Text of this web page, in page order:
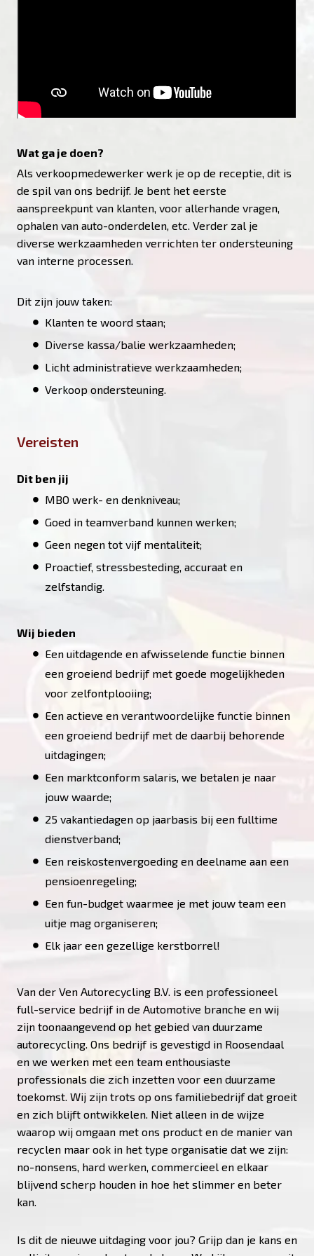
Wat ga je doen?
Als verkoopmedewerker werk je op de receptie, dit is
de spil van ons bedrijf. Je bent het eerste
aanspreekpunt van klanten, voor allerhande vragen,
ophalen van auto-onderdelen, etc. Verder zal je
diverse werkzaamheden verrichten ter ondersteuning
van interne processen.
Dit zijn jouw taken:
Klanten te woord staan;
Diverse kassa/balie werkzaamheden;
Licht administratieve werkzaamheden;
Verkoop ondersteuning.
Vereisten
Dit ben jij
MBO werk- en denkniveau;
Goed in teamverband kunnen werken;
Geen negen tot vijf mentaliteit;
Proactief, stressbesteding, accuraat en
zelfstandig.
Wij bieden
Een uitdagende en afwisselende functie binnen
een groeiend bedrijf met goede mogelijkheden
voor zelfontplooiing;
Een actieve en verantwoordelijke functie binnen
een groeiend bedrijf met de daarbij behorende
uitdagingen;
Een marktconform salaris, we betalen je naar
jouw waarde;
25 vakantiedagen op jaarbasis bij een fulltime
dienstverband;
Een reiskostenvergoeding en deelname aan een
pensioenregeling;
Een fun-budget waarmee je met jouw team een
uitje mag organiseren;
Elk jaar een gezellige kerstborrel!
Van der Ven Autorecycling B.V. is een professioneel
full-service bedrijf in de Automotive branche en wij
zijn toonaangevend op het gebied van duurzame
autorecycling. Ons bedrijf is gevestigd in Roosendaal
en we werken met een team enthousiaste
professionals die zich inzetten voor een duurzame
toekomst. Wij zijn trots op ons familiebedrijf dat groeit
en zich blijft ontwikkelen. Niet alleen in de wijze
waarop wij omgaan met ons product en de manier van
recyclen maar ook in het type organisatie dat we zijn:
no-nonsens, hard werken, commercieel en elkaar
blijvend scherp houden in hoe het slimmer en beter
kan.
Is dit de nieuwe uitdaging voor jou? Grijp dan je kans en